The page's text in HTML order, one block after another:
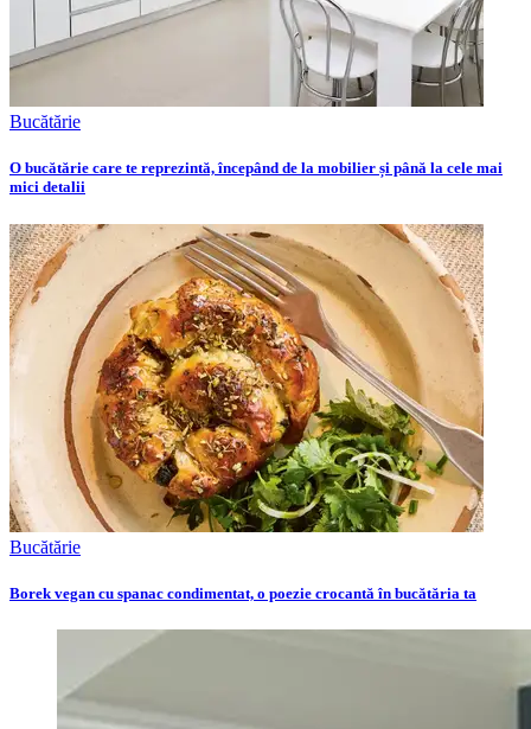
Bucătărie
O bucătărie care te reprezintă, începând de la mobilier și până la cele mai
mici detalii
Bucătărie
Borek vegan cu spanac condimentat, o poezie crocantă în bucătăria ta